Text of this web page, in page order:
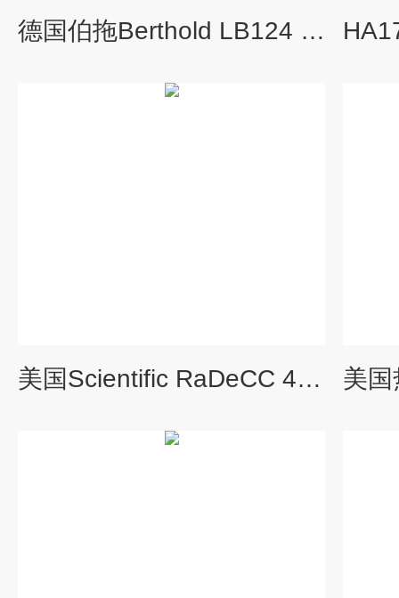
德国伯拖Berthold LB124 SCINT表面沾污仪
美国Scientific RaDeCC 4镭同位素测定仪